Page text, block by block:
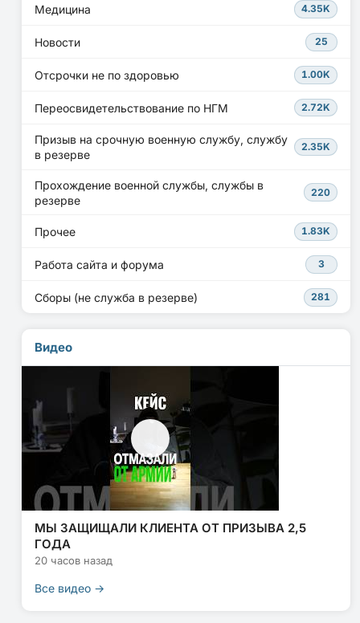
Медицина 4.35K
Новости 25
Отсрочки не по здоровью 1.00K
Переосвидетельствование по НГМ 2.72K
Призыв на срочную военную службу, службу
в резерве
2.35K
Прохождение военной службы, службы в
резерве
220
Прочее 1.83K
Работа сайта и форума 3
Сборы (не служба в резерве) 281
Видео
МЫ ЗАЩИЩАЛИ КЛИЕНТА ОТ ПРИЗЫВА 2,5
ГОДА
20 часов назад
Все видео →